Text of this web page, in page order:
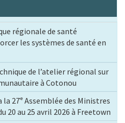
régionale de santé
les systèmes de santé en
de l’atelier régional sur
à Cotonou
27ᵉ Assemblée des Ministres
20 au 25 avril 2026 à Freetown